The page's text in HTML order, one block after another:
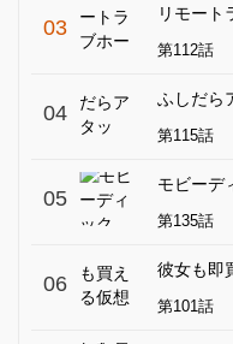
03
リモート
第112話
04
ふしだら
第115話
05
モビーデ
第135話
06
第101話